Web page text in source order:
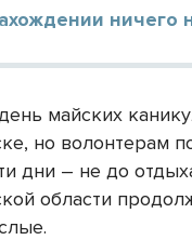
ничего
майских
но волонтерам
дни – не до
области